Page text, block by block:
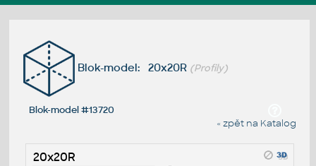
Blok-model: 20x20R (Profily)
Blok-model #13720
« zpět na Katalog
20x20R